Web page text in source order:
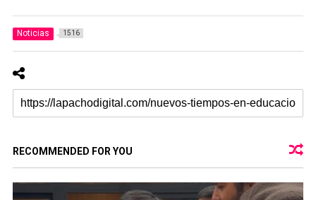
Noticias 1516
RECOMMENDED FOR YOU